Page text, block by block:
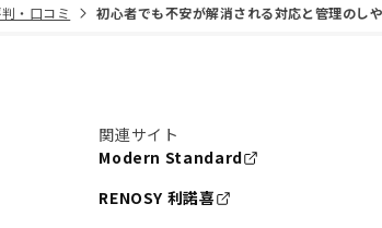
・口コミ 初心者でも不安が解消される対応と管理のし
関連サイト
Modern Standard
RENOSY 利諾喜